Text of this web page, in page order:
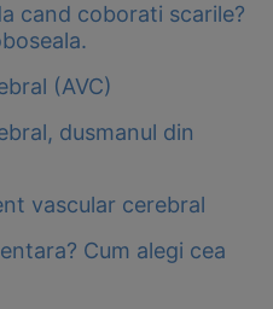
cand coborati scarile?
(AVC)
dusmanul din
vascular cerebral
Cum alegi cea